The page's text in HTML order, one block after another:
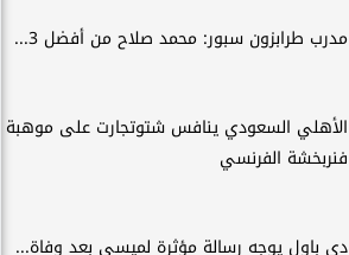
مدرب طرابزون سبور: محمد صلاح من أفضل 3...
الأهلي السعودي ينافس شتوتجارت على موهبة
فنربخشة الفرنسي
دي باول يوجه رسالة مؤثرة لميسي بعد وفاة...